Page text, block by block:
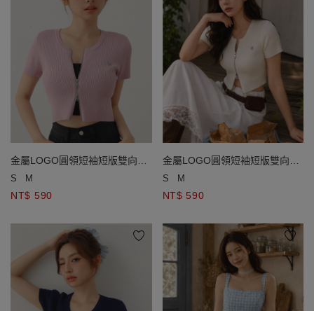
金屬LOGO圓領短袖短版雙向拉
鍊開襟針織衫
S M
NT$ 590
金屬LOGO圓領短袖短版雙向拉
鍊開襟針織衫
S M
NT$ 590